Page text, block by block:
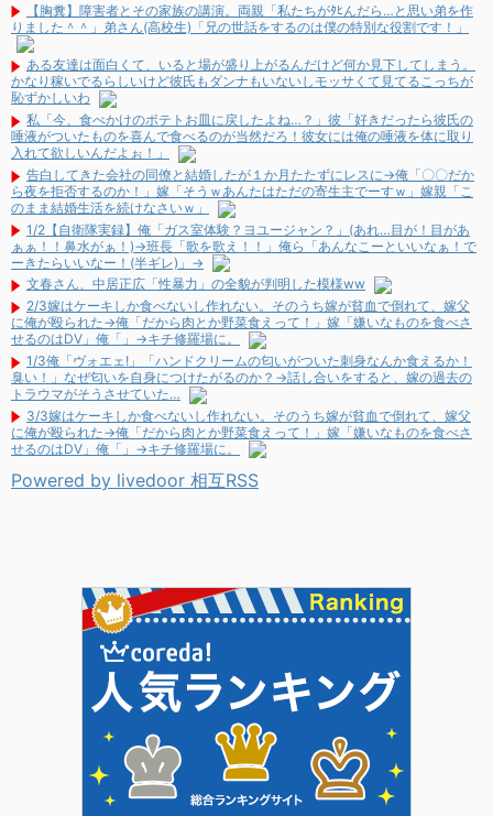
【胸糞】障害者とその家族の講演。両親「私たちがﾀﾋんだら…と思い弟を作
りました＾＾」弟さん(高校生)「兄の世話をするのは僕の特別な役割です！」
ある友達は面白くて、いると場が盛り上がるんだけど何か見下してしまう。
かなり稼いでるらしいけど彼氏もダンナもいないしモッサくて見てるこっちが
恥ずかしいわ
私「今、食べかけのポテトお皿に戻したよね…？」彼「好きだったら彼氏の
唾液がついたものを喜んで食べるのが当然だろ！彼女には俺の唾液を体に取り
入れて欲しいんだよぉ！」
告白してきた会社の同僚と結婚したが１か月たたずにレスに→俺「〇〇だか
ら夜を拒否するのか！」嫁「そうｗあんたはただの寄生主でーすｗ」嫁親「こ
のまま結婚生活を続けなさいｗ」
1/2【自衛隊実録】俺「ガス室体験？ヨユージャン？」(あれ…目が！目があ
ぁぁ！！鼻水がぁ！)→班長「歌を歌え！！」俺ら「あんなこーといいなぁ！で
ーきたらいいなー！(半ギレ)」→
文春さん、中居正広「性暴力」の全貌が判明した模様ww
2/3嫁はケーキしか食べないし作れない。そのうち嫁が貧血で倒れて、嫁父
に俺が殴られた→俺「だから肉とか野菜食えって！」嫁「嫌いなものを食べさ
せるのはDV」俺「」→キチ修羅場に。
1/3俺「ヴォエェ!」「ハンドクリームの匂いがついた刺身なんか食えるか！
臭い！」なぜ匂いを自身につけたがるのか？→話し合いをすると、嫁の過去の
トラウマがそうさせていた…
3/3嫁はケーキしか食べないし作れない。そのうち嫁が貧血で倒れて、嫁父
に俺が殴られた→俺「だから肉とか野菜食えって！」嫁「嫌いなものを食べさ
せるのはDV」俺「」→キチ修羅場に。
Powered by livedoor 相互RSS